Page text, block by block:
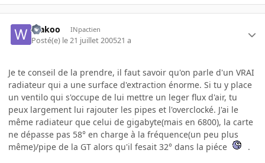
Wakoo INpactien
Posté(e) le 21 juillet 200521 a
Je te conseil de la prendre, il faut savoir qu'on parle d'un VRAI
radiateur qui a une surface d'extraction énorme. Si tu y place
un ventilo qui s'occupe de lui mettre un leger flux d'air, tu
peux largement lui rajouter les pipes et l'overclocké. J'ai le
même radiateur que celui de gigabyte(mais en 6800), la carte
ne dépasse pas 58° en charge à la fréquence(un peu plus
même)/pipe de la GT alors qu'il fesait 32° dans la piéce
.